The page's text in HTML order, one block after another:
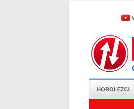
HOROLEZCI